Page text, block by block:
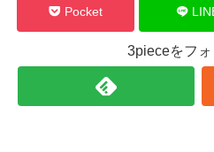
Pocket
3pieceをフ